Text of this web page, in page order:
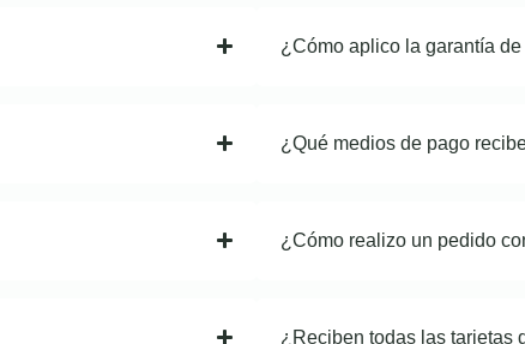
¿Cómo aplico la garantía
¿Qué medios de pago
¿Cómo realizo un pedido
¿Reciben todas las tarjetas